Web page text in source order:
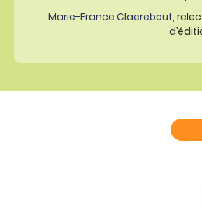
Marie-France Claerebout,